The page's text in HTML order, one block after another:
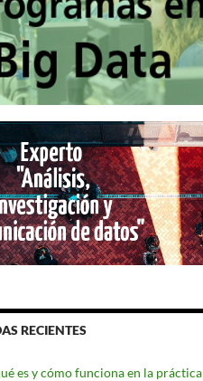
RECIENTES
es y cómo funciona en la práctica